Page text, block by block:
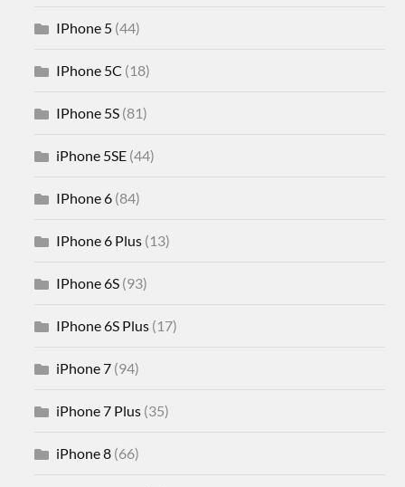
IPhone 5 (44)
IPhone 5C (18)
IPhone 5S (81)
iPhone 5SE (44)
IPhone 6 (84)
IPhone 6 Plus (13)
IPhone 6S (93)
IPhone 6S Plus (17)
iPhone 7 (94)
iPhone 7 Plus (35)
iPhone 8 (66)